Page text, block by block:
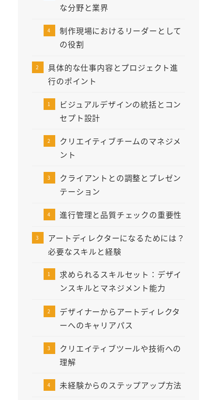
な分野と業界
制作現場におけるリーダーとして
の役割
具体的な仕事内容とプロジェクト進
行のポイント
ビジュアルデザインの統括とコン
セプト設計
クリエイティブチームのマネジメ
ント
クライアントとの調整とプレゼン
テーション
進行管理と品質チェックの重要性
アートディレクターになるためには？
必要なスキルと経験
求められるスキルセット：デザイ
ンスキルとマネジメント能力
デザイナーからアートディレクタ
ーへのキャリアパス
クリエイティブツールや技術への
理解
未経験からのステップアップ方法